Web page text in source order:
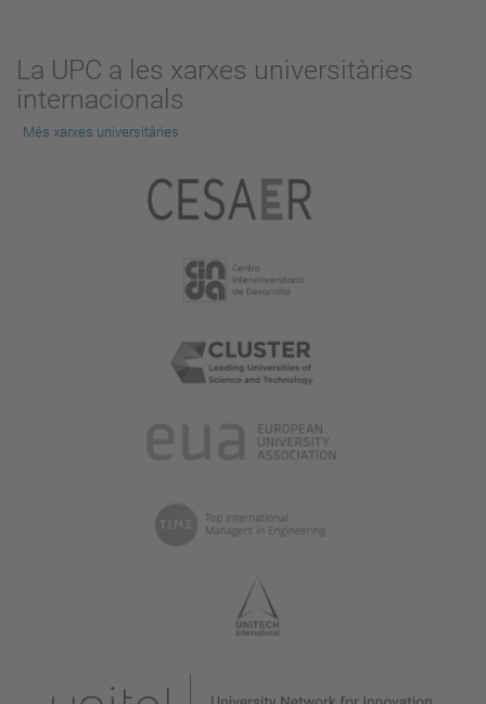
La UPC a les xarxes universitàries
internacionals
Més xarxes universitàries